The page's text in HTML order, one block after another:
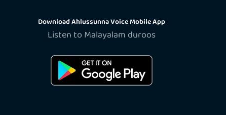
Download Ahlussunna Voice Mobile App
Listen to Malayalam duroos